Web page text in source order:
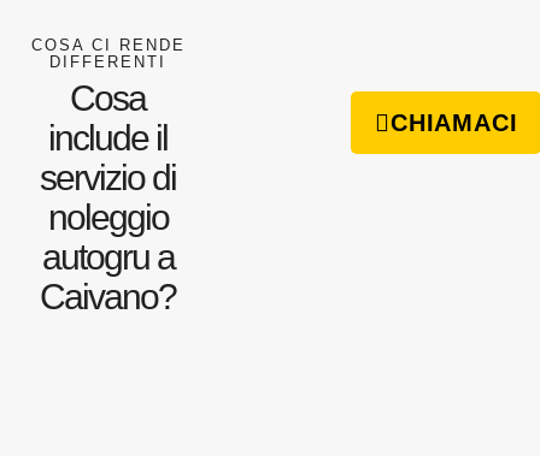
COSA CI RENDE
DIFFERENTI
Cosa
include il
servizio di
noleggio
autogru a
Caivano?
CHIAMACI